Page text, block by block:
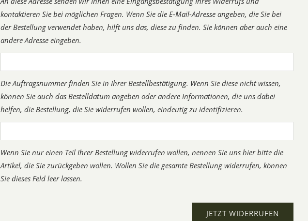
kontaktieren Sie bei möglichen Fragen. Wenn Sie die E-Mail-Adresse angeben, die Sie bei
der Bestellung verwendet haben, hilft uns das, diese zu finden. Sie können aber auch eine
andere Adresse eingeben.
Die Auftragsnummer finden Sie in Ihrer Bestellbestätigung. Wenn Sie diese nicht wissen,
können Sie auch das Bestelldatum angeben oder andere Informationen, die uns dabei
helfen, die Bestellung, die Sie widerrufen wollen, eindeutig zu identifizieren.
Wenn Sie nur einen Teil Ihrer Bestellung widerrufen wollen, nennen Sie uns hier bitte die
Artikel, die Sie zurückgeben wollen. Wollen Sie die gesamte Bestellung widerrufen, können
Sie dieses Feld leer lassen.